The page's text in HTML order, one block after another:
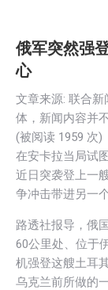
俄军突然强
心
文章来源: 联合新
体，新闻内容并
(被阅读 1959 次)
在安卡拉当局试
近日突袭登上一
争冲击带进另一
路透社报导，俄
60公里处、位于
机强登这艘土耳
乌克兰前所做的